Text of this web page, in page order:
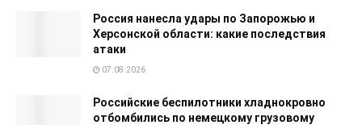
Россия нанесла удары по Запорожью и
Херсонской области: какие последствия
атаки
07.08.2026
Российские беспилотники хладнокровно
отбомбились по немецкому грузовому